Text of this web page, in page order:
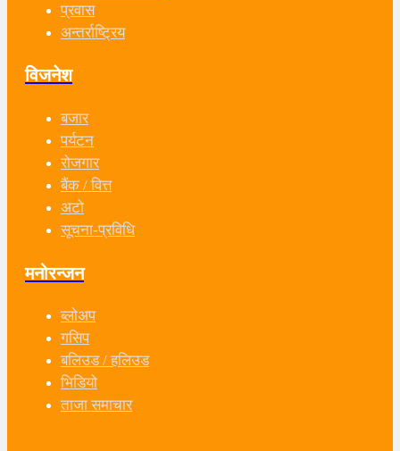
प्रवास
अन्तर्राष्ट्रिय
विजनेश
बजार
पर्यटन
रोजगार
बैंक / वित्त
अटो
सूचना-प्रविधि
मनोरन्जन
ब्लोअप
गसिप
बलिउड / हलिउड
भिडियो
ताजा समाचार